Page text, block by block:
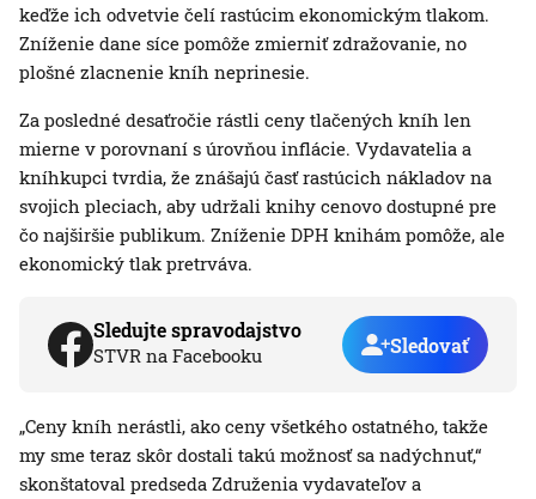
keďže ich odvetvie čelí rastúcim ekonomickým tlakom.
Zníženie dane síce pomôže zmierniť zdražovanie, no
plošné zlacnenie kníh neprinesie.
Za posledné desaťročie rástli ceny tlačených kníh len
mierne v porovnaní s úrovňou inflácie. Vydavatelia a
kníhkupci tvrdia, že znášajú časť rastúcich nákladov na
svojich pleciach, aby udržali knihy cenovo dostupné pre
čo najširšie publikum. Zníženie DPH knihám pomôže, ale
ekonomický tlak pretrváva.
Sledujte spravodajstvo
STVR na Facebooku Sledovať
„Ceny kníh nerástli, ako ceny všetkého ostatného, takže
my sme teraz skôr dostali takú možnosť sa nadýchnuť,“
skonštatoval predseda Združenia vydavateľov a